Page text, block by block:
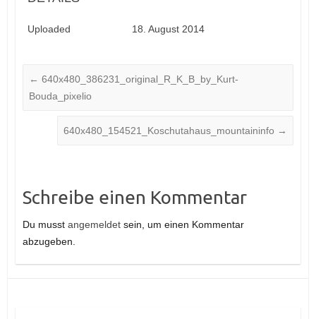
Uploaded 18. August 2014
← 640x480_386231_original_R_K_B_by_Kurt-
Bouda_pixelio
640x480_154521_Koschutahaus_mountaininfo →
Schreibe einen Kommentar
Du musst angemeldetsein, um einen Kommentar
abzugeben.